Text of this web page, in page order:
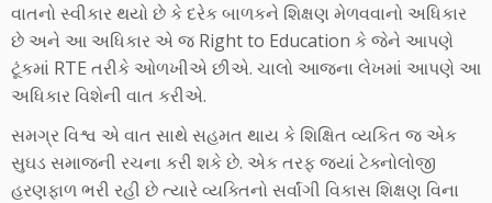
વાતનો સ્વીકાર થયો છે કે દરેક બાળકને શિક્ષણ મેળવવાનો અધિકાર
છે અને આ અધિકાર એ જ Right to Education કે જેને આપણે
ટૂંકમાં RTE તરીકે ઓળખીએ છીએ. ચાલો આજના લેખમાં આપણે આ
અધિકાર વિશેની વાત કરીએ.
સમગ્ર વિશ્વ એ વાત સાથે સહમત થાય કે શિક્ષિત વ્યકિત જ એક
સુઘડ સમાજની રચના કરી શકે છે. એક તરફ જ્યાં ટેક્નોલોજી
હરણફાળ ભરી રહી છે ત્યારે વ્યક્તિનો સર્વાંગી વિકાસ શિક્ષણ વિના